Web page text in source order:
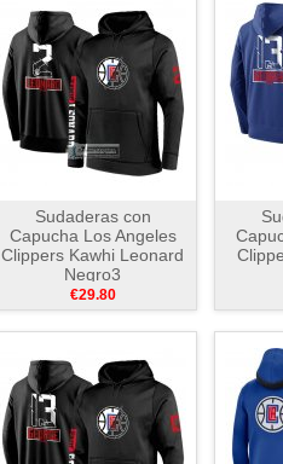
Sudaderas con
Capucha Los Angeles
Clippers Kawhi Leonard
Negro3
€29.80